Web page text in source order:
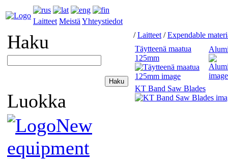
Laitteet Meistä Yhteystiedot
Haku
Luokka
New
equipment
/Laitteet /Expendable
Täytteenä maatua
125mm
KT Band Saw Blades